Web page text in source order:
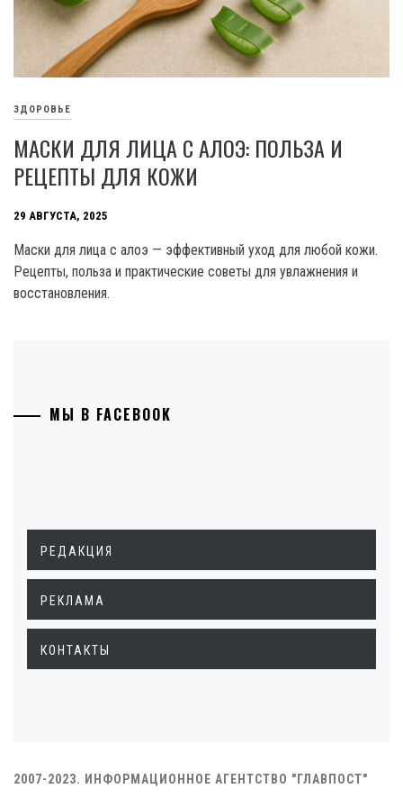
ЗДОРОВЬЕ
МАСКИ ДЛЯ ЛИЦА С АЛОЭ: ПОЛЬЗА И
РЕЦЕПТЫ ДЛЯ КОЖИ
29 АВГУСТА, 2025
Маски для лица с алоэ — эффективный уход для любой кожи.
Рецепты, польза и практические советы для увлажнения и
восстановления.
МЫ В FACEBOOK
РЕДАКЦИЯ
РЕКЛАМА
КОНТАКТЫ
2007-2023. ИНФОРМАЦИОННОЕ АГЕНТСТВО "ГЛАВПОСТ"